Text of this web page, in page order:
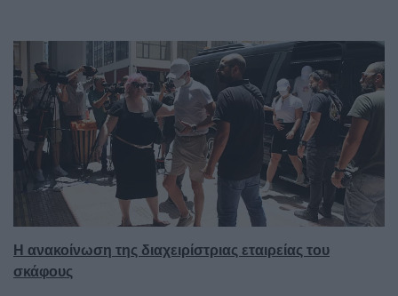
Image
Η ανακοίνωση της διαχειρίστριας εταιρείας του
σκάφους